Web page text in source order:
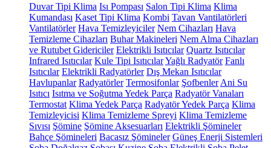
Duvar Tipi Klima Isı Pompası Salon Tipi Klima Klima
Kumandası Kaset Tipi Klima Kombi Tavan Vantilatörleri
Vantilatörler Hava Temizleyiciler Nem Cihazları Hava
Temizleme Cihazları Buhar Makineleri Nem Alma Cihazları
ve Rutubet Gidericiler Elektrikli Isıtıcılar Quartz Isıtıcılar
Infrared Isıtıcılar Kule Tipi IsıtıcılarYağlı Radyatör Fanlı
Isıtıcılar Elektrikli Radyatörler Dış Mekan Isıtıcılar
Havlupanlar Radyatörler Termosifonlar Şofbenler Ani Su
Isıtıcı Isıtma ve Soğutma Yedek Parça Radyatör Vanaları
Termostat Klima Yedek Parça Radyatör Yedek Parça Klima
Temizleyicisi Klima Temizleme Spreyi Klima Temizleme
Sıvısı Şömine Şömine Aksesuarları Elektrikli Şömineler
Bahçe Şömineleri Bacasız Şömineler Güneş Enerji Sistemleri